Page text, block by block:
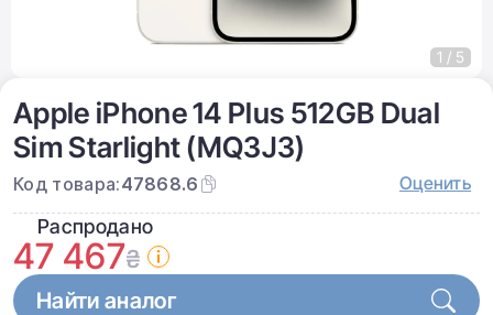
Apple iPhone 14 Plus 512GB Dual
Sim Starlight (MQ3J3)
Код товара:47868.6 Оценить
Распродано
47 467₴
Найти аналог
1 / 5